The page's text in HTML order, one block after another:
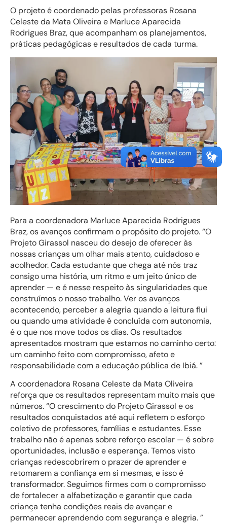
O projeto é coordenado pelas professoras Rosana
Celeste da Mata Oliveira e Marluce Aparecida
Rodrigues Braz, que acompanham os planejamentos,
práticas pedagógicas e resultados de cada turma.
Para a coordenadora Marluce Aparecida Rodrigues
Braz, os avanços confirmam o propósito do projeto. “O
Projeto Girassol nasceu do desejo de oferecer às
nossas crianças um olhar mais atento, cuidadoso e
acolhedor. Cada estudante que chega até nós traz
consigo uma história, um ritmo e um jeito único de
aprender — e é nesse respeito às singularidades que
construímos o nosso trabalho. Ver os avanços
acontecendo, perceber a alegria quando a leitura flui
ou quando uma atividade é concluída com autonomia,
é o que nos move todos os dias. Os resultados
apresentados mostram que estamos no caminho certo:
um caminho feito com compromisso, afeto e
responsabilidade com a educação pública de Ibiá. ”
A coordenadora Rosana Celeste da Mata Oliveira
reforça que os resultados representam muito mais que
números. “O crescimento do Projeto Girassol e os
resultados conquistados até aqui refletem o esforço
coletivo de professores, famílias e estudantes. Esse
trabalho não é apenas sobre reforço escolar — é sobre
oportunidades, inclusão e esperança. Temos visto
crianças redescobrirem o prazer de aprender e
retomarem a confiança em si mesmas, e isso é
transformador. Seguimos firmes com o compromisso
de fortalecer a alfabetização e garantir que cada
criança tenha condições reais de avançar e
permanecer aprendendo com segurança e alegria. ”